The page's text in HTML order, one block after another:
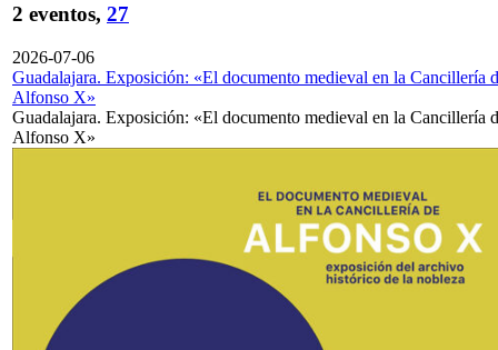
2 eventos, 27
2026-07-06
Guadalajara. Exposición: «El documento medieval en la Cancillería
Alfonso X»
Guadalajara. Exposición: «El documento medieval en la Cancillería
Alfonso X»